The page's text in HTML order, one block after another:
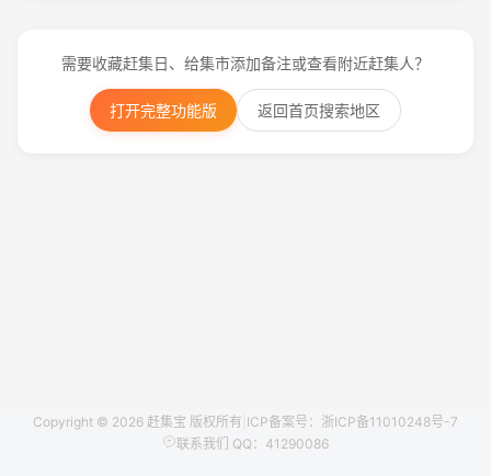
需要收藏赶集日、给集市添加备注或查看附近赶集人？
打开完整功能版 返回首页搜索地区
Copyright © 2026 赶集宝 版权所有 ICP备案号：浙ICP备11010248号-7
联系我们 QQ：41290086